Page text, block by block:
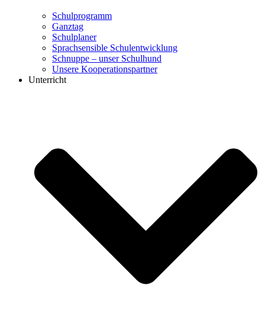
Schulprogramm
Ganztag
Schulplaner
Sprachsensible Schulentwicklung
Schnuppe – unser Schulhund
Unsere Kooperationspartner
Unterricht